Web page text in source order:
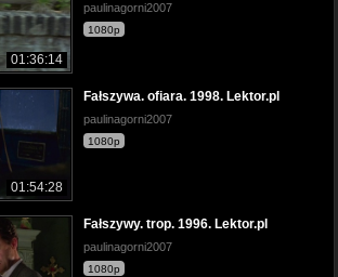
01:36:14
paulinagorni2007
1080p
01:54:28
Fałszywa. ofiara. 1998. Lektor.pl
paulinagorni2007
1080p
Fałszywy. trop. 1996. Lektor.pl
paulinagorni2007
1080p